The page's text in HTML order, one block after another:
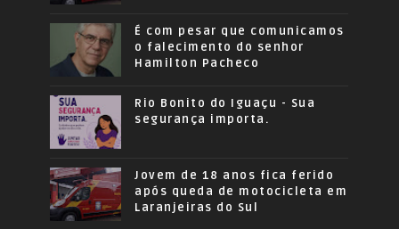
É com pesar que comunicamos
o falecimento do senhor
Hamilton Pacheco
Rio Bonito do Iguaçu - Sua
segurança importa.
Jovem de 18 anos fica ferido
após queda de motocicleta em
Laranjeiras do Sul